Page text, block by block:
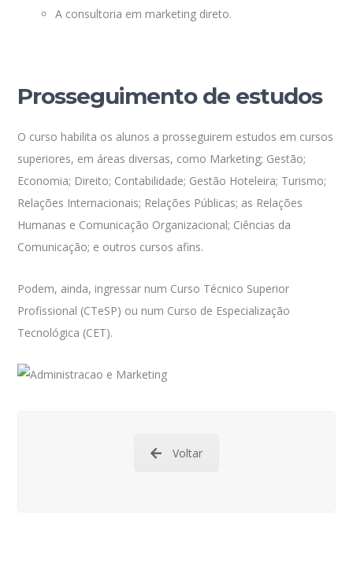
A consultoria em marketing direto.
Prosseguimento de estudos
O curso habilita os alunos a prosseguirem estudos em cursos
superiores, em áreas diversas, como Marketing; Gestão;
Economia; Direito; Contabilidade; Gestão Hoteleira; Turismo;
Relações Internacionais; Relações Públicas; as Relações
Humanas e Comunicação Organizacional; Ciências da
Comunicação; e outros cursos afins.
Podem, ainda, ingressar num Curso Técnico Superior
Profissional (CTeSP) ou num Curso de Especialização
Tecnológica (CET).
Voltar